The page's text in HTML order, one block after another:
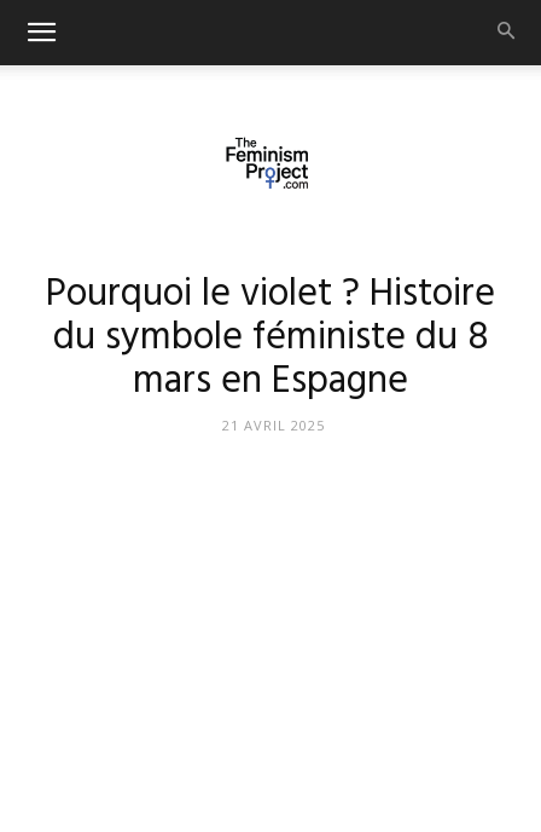
Pourquoi le violet ? Histoire
du symbole féministe du 8
mars en Espagne
21 AVRIL 2025